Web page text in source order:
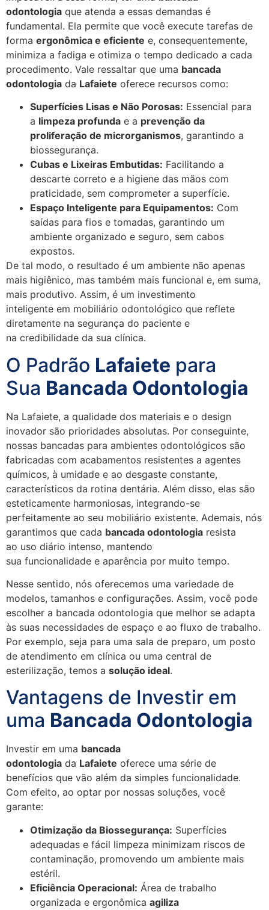
odontologia que atenda a essas demandas é
fundamental. Ela permite que você execute tarefas de
forma ergonômica e eficiente e, consequentemente,
minimiza a fadiga e otimiza o tempo dedicado a cada
procedimento. Vale ressaltar que uma bancada
odontologia da Lafaiete oferece recursos como:
Superfícies Lisas e Não Porosas: Essencial para
a limpeza profunda e a prevenção da
proliferação de microrganismos, garantindo a
biossegurança.
Cubas e Lixeiras Embutidas: Facilitando a
descarte correto e a higiene das mãos com
praticidade, sem comprometer a superfície.
Espaço Inteligente para Equipamentos: Com
saídas para fios e tomadas, garantindo um
ambiente organizado e seguro, sem cabos
expostos.
De tal modo, o resultado é um ambiente não apenas
mais higiênico, mas também mais funcional e, em suma,
mais produtivo. Assim, é um investimento
inteligente em mobiliário odontológico que reflete
diretamente na segurança do paciente e
na credibilidade da sua clínica.
O Padrão Lafaiete para
Sua Bancada Odontologia
Na Lafaiete, a qualidade dos materiais e o design
inovador são prioridades absolutas. Por conseguinte,
nossas bancadas para ambientes odontológicos são
fabricadas com acabamentos resistentes a agentes
químicos, à umidade e ao desgaste constante,
característicos da rotina dentária. Além disso, elas são
esteticamente harmoniosas, integrando-se
perfeitamente ao seu mobiliário existente. Ademais, nós
garantimos que cada bancada odontologia resista
ao uso diário intenso, mantendo
sua funcionalidade e aparência por muito tempo.
Nesse sentido, nós oferecemos uma variedade de
modelos, tamanhos e configurações. Assim, você pode
escolher a bancada odontologia que melhor se adapta
às suas necessidades de espaço e ao fluxo de trabalho.
Por exemplo, seja para uma sala de preparo, um posto
de atendimento em clínica ou uma central de
esterilização, temos a solução ideal.
Vantagens de Investir em
uma Bancada Odontologia
Investir em uma bancada
odontologia da Lafaiete oferece uma série de
benefícios que vão além da simples funcionalidade.
Com efeito, ao optar por nossas soluções, você
garante:
Otimização da Biossegurança: Superfícies
adequadas e fácil limpeza minimizam riscos de
contaminação, promovendo um ambiente mais
estéril.
Eficiência Operacional: Área de trabalho
organizada e ergonômica agiliza